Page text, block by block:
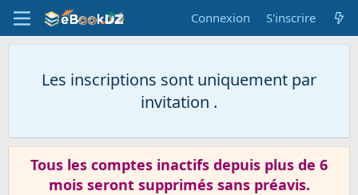
Connexion S'inscrire
Les inscriptions sont uniquement par
invitation .
Tous les comptes inactifs depuis plus de 6
mois seront supprimés sans préavis.